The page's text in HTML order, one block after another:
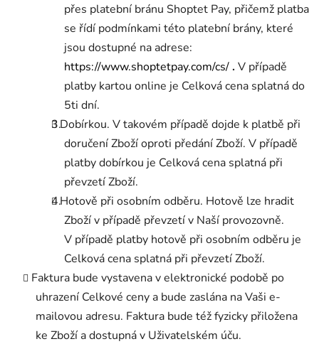
přes platební bránu Shoptet Pay, přičemž platba
se řídí podmínkami této platební brány, které
jsou dostupné na adrese:
https://www.shoptetpay.com/cs/. V případě
platby kartou online je Celková cena splatná do
5ti dní.
Dobírkou. V takovém případě dojde k platbě při
doručení Zboží oproti předání Zboží. V případě
platby dobírkou je Celková cena splatná při
převzetí Zboží.
Hotově při osobním odběru. Hotově lze hradit
Zboží v případě převzetí v Naší provozovně.
V případě platby hotově při osobním odběru je
Celková cena splatná při převzetí Zboží.
Faktura bude vystavena v elektronické podobě po
uhrazení Celkové ceny a bude zaslána na Vaši e-
mailovou adresu. Faktura bude též fyzicky přiložena
ke Zboží a dostupná v Uživatelském úču.